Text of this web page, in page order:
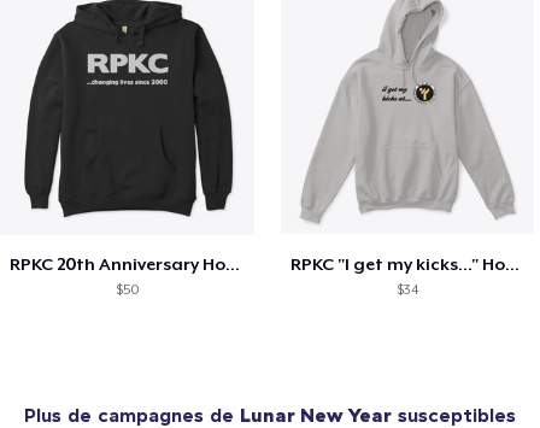
RPKC 20th Anniversary Hoodie
$50
RPKC "I get my kicks..." Hoodie
$34
Plus de campagnes de Lunar New Year susceptibles